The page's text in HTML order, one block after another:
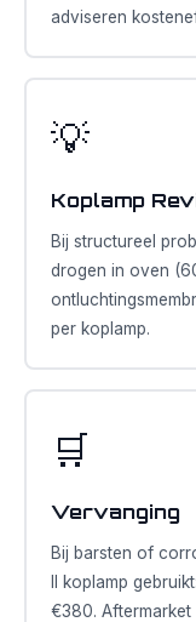
adviseren
💡
Koplamp
Bij structureel
drogen in oven
per koplamp.
🛒
Vervanging
Bij barsten of
II koplamp
€380. Aftermarket